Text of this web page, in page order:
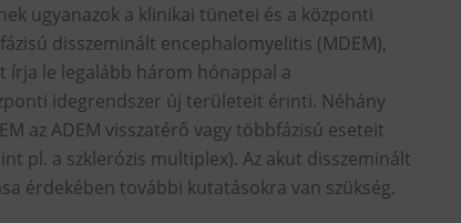
ugyanazok a klinikai tünetei és a központi
disszeminált encephalomyelitis (MDEM),
írja le legalább három hónappal a
idegrendszer új területeit érinti. Néhány
az ADEM visszatérő vagy többfázisú eseteit
pl. a szklerózis multiplex). Az akut disszeminált
érdekében további kutatásokra van szükség.